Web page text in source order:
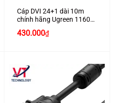
Cáp DVI 24+1 dài 10m
chính hãng Ugreen 11609
430.000₫